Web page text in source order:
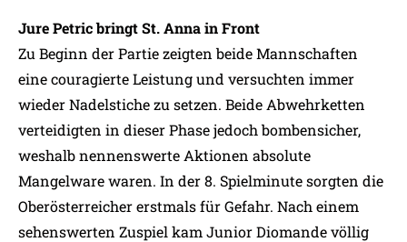
Jure Petric bringt St. Anna in Front
Zu Beginn der Partie zeigten beide Mannschaften
eine couragierte Leistung und versuchten immer
wieder Nadelstiche zu setzen. Beide Abwehrketten
verteidigten in dieser Phase jedoch bombensicher,
weshalb nennenswerte Aktionen absolute
Mangelware waren. In der 8. Spielminute sorgten die
Oberösterreicher erstmals für Gefahr. Nach einem
sehenswerten Zuspiel kam Junior Diomande völlig